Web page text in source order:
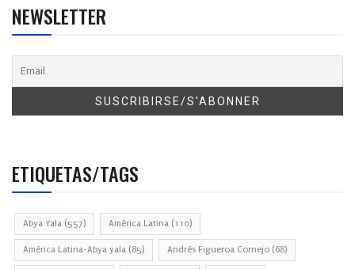
NEWSLETTER
ETIQUETAS/TAGS
Abya Yala (557) América Latina (110)
América Latina-Abya yala (85) Andrés Figueroa Cornejo (68)